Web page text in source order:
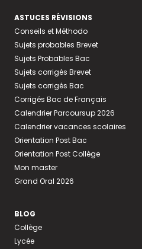
ASTUCES RÉVISIONS
Conseils et Méthodo
Sujets probables Brevet
Sujets Probables Bac
Sujets corrigés Brevet
Sujets corrigés Bac
Corrigés Bac de Français
Calendrier Parcoursup 2026
Calendrier vacances scolaires
Orientation Post Bac
Orientation Post Collège
Mon master
Grand Oral 2026
BLOG
Collège
Lycée